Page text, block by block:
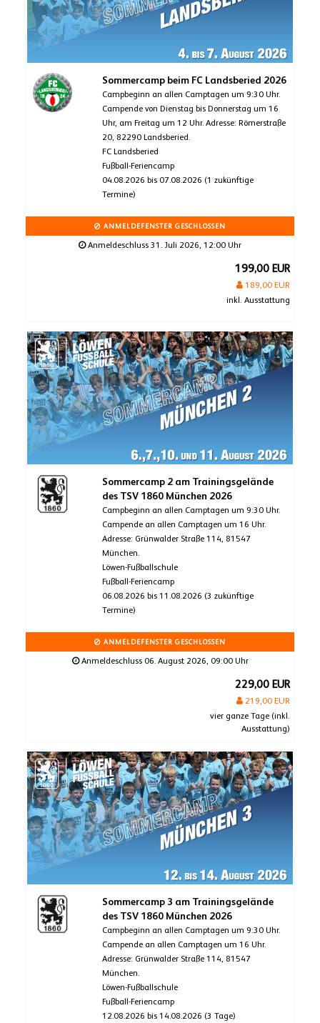
Sommercamp beim FC Landsberied 2026
Campbeginn an allen Camptagen um 9:30 Uhr.
Campende von Dienstag bis Donnerstag um 16
Uhr, am Freitag um 12 Uhr. Adresse: Römerstraße
20, 82290 Landsberied.
FC Landsberied
Fußball-Feriencamp
04.08.2026 bis 07.08.2026 (1 zukünftige
Termine)
ANMELDEFENSTER GESCHLOSSEN
Anmeldeschluss 31. Juli 2026, 12:00 Uhr
199,00 EUR
189,00 EUR
inkl. Ausstattung
Sommercamp 2 am Trainingsgelände
des TSV 1860 München 2026
Campbeginn an allen Camptagen um 9:30 Uhr.
Campende an allen Camptagen um 16 Uhr.
Adresse: Grünwalder Straße 114, 81547
München.
Löwen-Fußballschule
Fußball-Feriencamp
06.08.2026 bis 11.08.2026 (3 zukünftige
Termine)
ANMELDEFENSTER GESCHLOSSEN
Anmeldeschluss 06. August 2026, 09:00 Uhr
229,00 EUR
219,00 EUR
vier ganze Tage (inkl.
Ausstattung)
Sommercamp 3 am Trainingsgelände
des TSV 1860 München 2026
Campbeginn an allen Camptagen um 9:30 Uhr.
Campende an allen Camptagen um 16 Uhr.
Adresse: Grünwalder Straße 114, 81547
München.
Löwen-Fußballschule
Fußball-Feriencamp
12.08.2026 bis 14.08.2026 (3 Tage)